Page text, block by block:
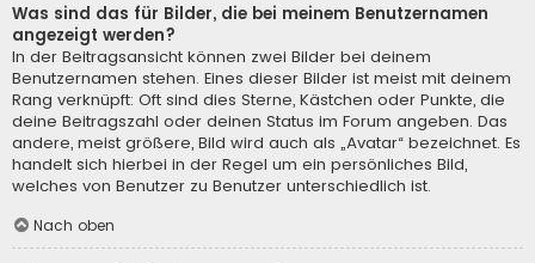
Was sind das für Bilder, die bei meinem Benutzernamen
angezeigt werden?
In der Beitragsansicht können zwei Bilder bei deinem
Benutzernamen stehen. Eines dieser Bilder ist meist mit deinem
Rang verknüpft: Oft sind dies Sterne, Kästchen oder Punkte, die
deine Beitragszahl oder deinen Status im Forum angeben. Das
andere, meist größere, Bild wird auch als „Avatar“ bezeichnet. Es
handelt sich hierbei in der Regel um ein persönliches Bild,
welches von Benutzer zu Benutzer unterschiedlich ist.
Nach oben